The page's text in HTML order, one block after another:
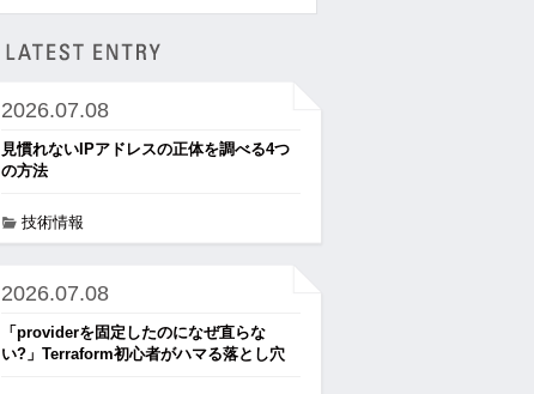
2026.07.08
見慣れないIPアドレスの正体を調べる4つ
の方法
技術情報
2026.07.08
「providerを固定したのになぜ直らな
い?」Terraform初心者がハマる落とし穴